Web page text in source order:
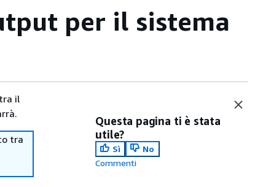
per il sistema
il
tra
Questa pagina ti è stata
utile?
Sì
No
Commenti